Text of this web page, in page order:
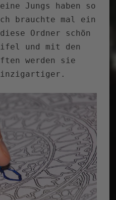
Jungs haben so
brauchte mal ein
Ordner schön
und mit den
werden sie